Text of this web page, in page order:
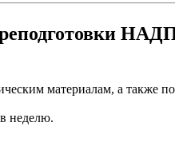
материалам, а также
неделю.